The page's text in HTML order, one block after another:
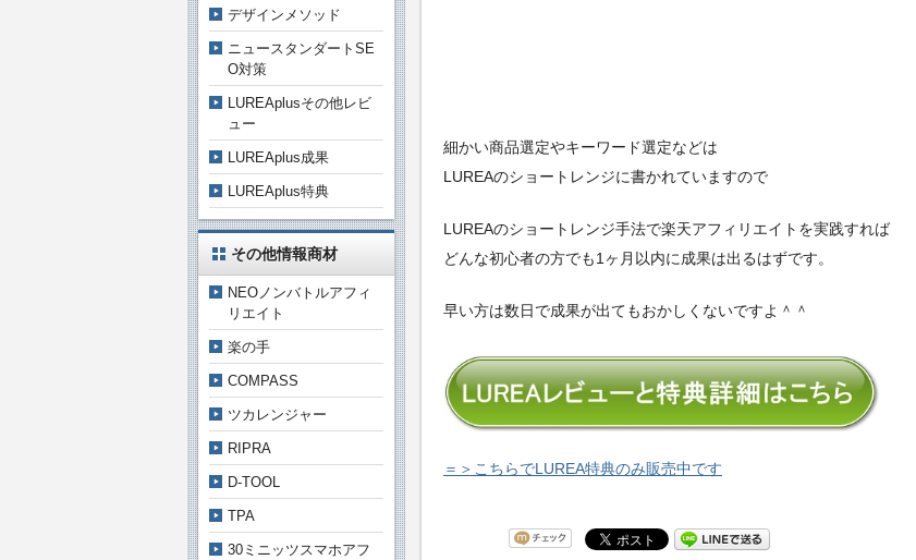
細かい商品選定やキーワード選定などは
LUREAのショートレンジに書かれていますので
LUREAのショートレンジ手法で楽天アフィリエイトを実践すれば
どんな初心者の方でも1ヶ月以内に成果は出るはずです。
早い方は数日で成果が出てもおかしくないですよ＾＾
＝＞こちらでLUREA特典のみ販売中です
デザインメソッド
ニュースタンダートSE
O対策
LUREAplusその他レビ
ュー
LUREAplus成果
LUREAplus特典
その他情報商材
NEOノンバトルアフィ
リエイト
楽の手
COMPASS
ツカレンジャー
RIPRA
D-TOOL
TPA
30ミニッツスマホアフ